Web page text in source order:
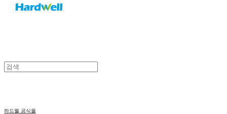
하드웰 공식몰